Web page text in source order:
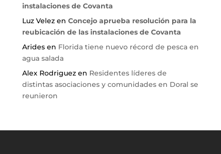
instalaciones de Covanta
Luz Velezen Concejo aprueba resolución para la
reubicación de las instalaciones de Covanta
Aridesen Florida tiene nuevo récord de pesca en
agua salada
Alex Rodriguezen Residentes líderes de
distintas asociaciones y comunidades en Doral se
reunieron